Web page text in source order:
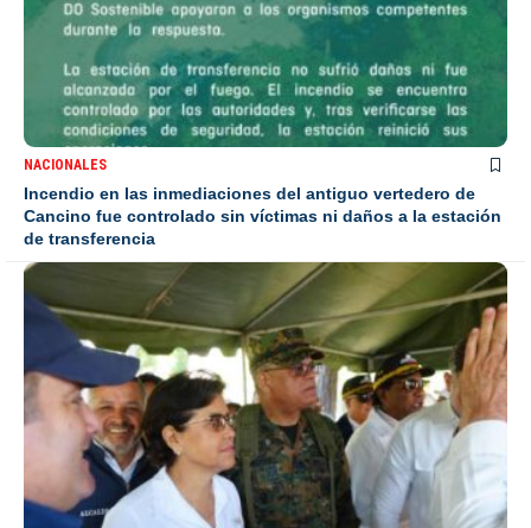
NACIONALES
Incendio en las inmediaciones del antiguo vertedero de
Cancino fue controlado sin víctimas ni daños a la estación
de transferencia